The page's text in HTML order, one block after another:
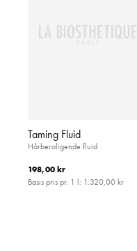
Taming Fluid
Hårberoligende fluid
198,00 kr
Basis pris pr. 1 l: 1.320,00 kr